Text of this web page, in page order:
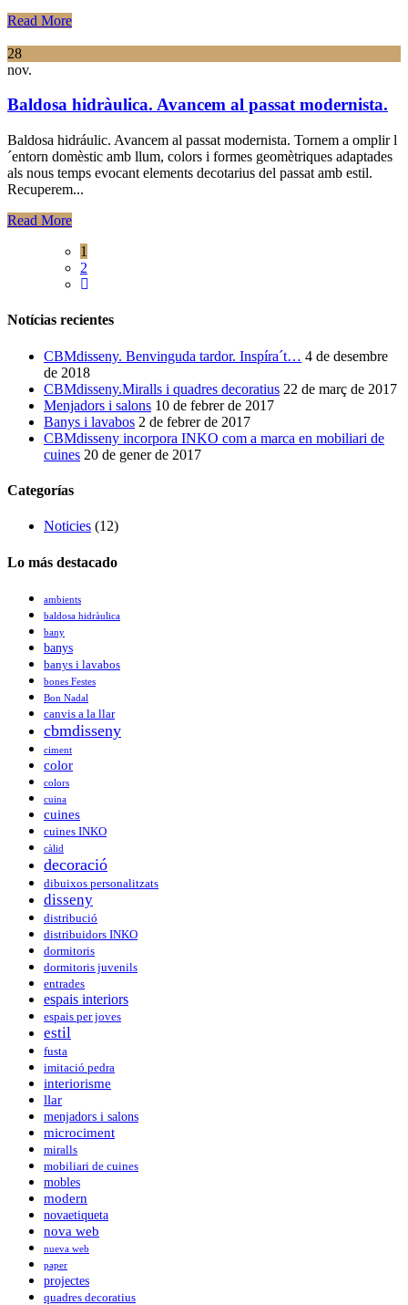
Read More
28
nov.
Baldosa hidràulica. Avancem al passat modernista.
Baldosa hidráulic. Avancem al passat modernista. Tornem a omplir l
´entorn domèstic amb llum, colors i formes geomètriques adaptades
als nous temps evocant elements decotarius del passat amb estil.
Recuperem...
Read More
1
2
Notícias recientes
CBMdisseny. Benvinguda tardor. Inspíra´t… 4 de desembre
de 2018
CBMdisseny.Miralls i quadres decoratius 22 de març de 2017
Menjadors i salons 10 de febrer de 2017
Banys i lavabos 2 de febrer de 2017
CBMdisseny incorpora INKO com a marca en mobiliari de
cuines 20 de gener de 2017
Categorías
Noticies (12)
Lo más destacado
ambients
baldosa hidràulica
bany
banys
banys i lavabos
bones Festes
Bon Nadal
canvis a la llar
cbmdisseny
ciment
color
colors
cuina
cuines
cuines INKO
càlid
decoració
dibuixos personalitzats
disseny
distribució
distribuidors INKO
dormitoris
dormitoris juvenils
entrades
espais interiors
espais per joves
estil
fusta
imitació pedra
interiorisme
llar
menjadors i salons
microciment
miralls
mobiliari de cuines
mobles
modern
novaetiqueta
nova web
nueva web
paper
projectes
quadres decoratius